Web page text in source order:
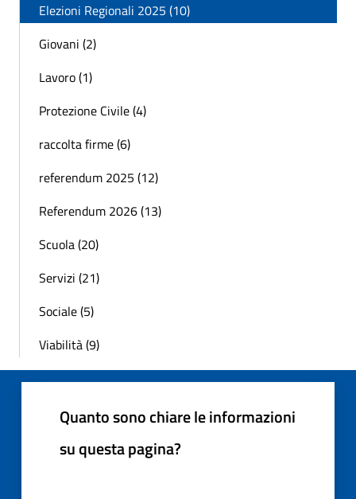
Elezioni Regionali 2025 (10)
Giovani (2)
Lavoro (1)
Protezione Civile (4)
raccolta firme (6)
referendum 2025 (12)
Referendum 2026 (13)
Scuola (20)
Servizi (21)
Sociale (5)
Viabilità (9)
Quanto sono chiare le informazioni
su questa pagina?